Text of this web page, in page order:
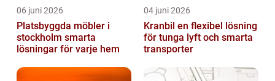
06 juni 2026
Platsbyggda möbler i
stockholm smarta
lösningar för varje hem
04 juni 2026
Kranbil en flexibel lösning
för tunga lyft och smarta
transporter